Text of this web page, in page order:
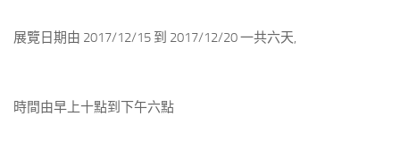
展覽日期由 2017/12/15 到 2017/12/20 一共六天,
時間由早上十點到下午六點